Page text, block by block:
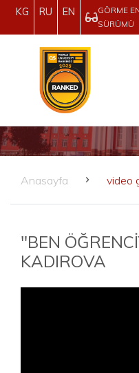
KG RU EN
GÖRME
SÜRÜMÜ
Anasayfa video
"BEN
KADIROVA